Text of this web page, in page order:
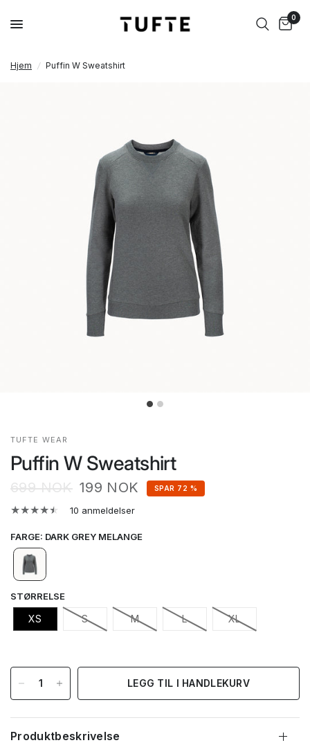
0
Hjem / Puffin W Sweatshirt
TUFTE WEAR
Puffin W Sweatshirt
699 NOK 199 NOK SPAR 72 %
10 anmeldelser
FARGE: DARK GREY MELANGE
STØRRELSE
XS S M L XL
LEGG TIL I HANDLEKURV
Produktbeskrivelse